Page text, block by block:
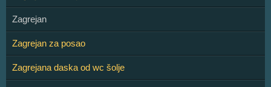
Zagrejan
Zagrejan za posao
Zagrejana daska od wc šolje